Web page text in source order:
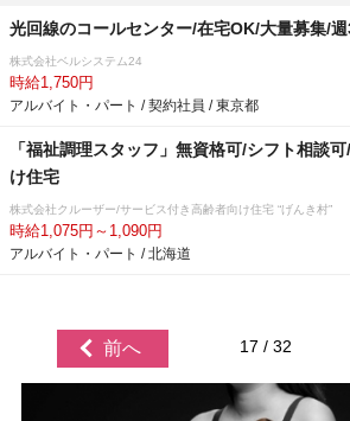
光回線のコールセンター/在宅OK/大量募集/
株式会社ベルシステム24
時給1,750円
アルバイト・パート / 契約社員 / 東京都
「福祉調理スタッフ」無資格可/シフト相談
け住宅
株式会社クルーザー/サービス付き高齢者向け住宅 “げんき村”
時給1,075円～1,090円
アルバイト・パート / 北海道
前へ 17 / 32